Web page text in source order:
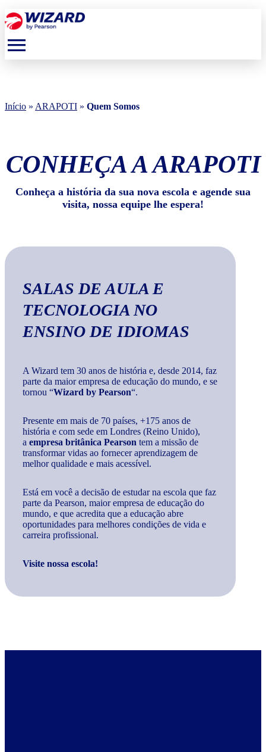
menu
Início » ARAPOTI » Quem Somos
CONHEÇA A ARAPOTI
Conheça a história da sua nova escola e agende sua
visita, nossa equipe lhe espera!
SALAS DE AULA E
TECNOLOGIANO
ENSINO DE IDIOMAS
A Wizard tem 30 anos de história e, desde 2014, faz
parte da maior empresa de educação do mundo, e se
tornou “Wizard by Pearson“.
Presente em mais de 70 países, +175 anos de
história e com sede em Londres (Reino Unido),
a empresa britânica Pearson tem a missão de
transformar vidas ao fornecer aprendizagem de
melhor qualidade e mais acessível.
Está em você a decisão de estudar na escola que faz
parte da Pearson, maior empresa de educação do
mundo, e que acredita que a educação abre
oportunidades para melhores condições de vida e
carreira profissional.
Visite nossa escola!